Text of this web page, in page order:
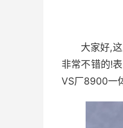
大家好,
非常不错的!
VS厂8900一